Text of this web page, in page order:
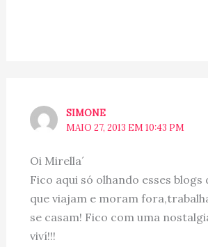
SIMONE
MAIO 27, 2013 EM 10:43 PM
Oi Mirella´
Fico aqui só olhando esses blogs
que viajam e moram
se casam! Fico com uma
viví!!!